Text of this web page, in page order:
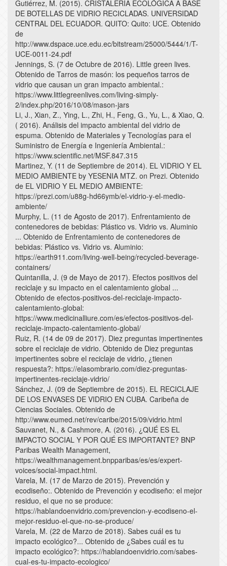
Gutiérrez, M. (2015). CRISTALERÍA ECOLÓGICA A BASE
DE BOTELLAS DE VIDRIO RECICLADAS. UNIVERSIDAD
CENTRAL DEL ECUADOR. QUITO: Quito: UCE. Obtenido
de
http://www.dspace.uce.edu.ec/bitstream/25000/5444/1/T-
UCE-0011-24.pdf
Jennings, S. (7 de Octubre de 2016). Little green lives.
Obtenido de Tarros de masón: los pequeños tarros de
vidrio que causan un gran impacto ambiental.:
https://www.littlegreenlives.com/living-simply-
2/index.php/2016/10/08/mason-jars
Li, J., Xian, Z., Ying, L., Zhi, H., Feng, G., Yu, L., & Xiao, Q.
( 2016). Análisis del impacto ambiental del vidrio de
espuma. Obtenido de Materiales y Tecnologías para el
Suministro de Energía e Ingeniería Ambiental.:
https://www.scientific.net/MSF.847.315
Martinez, Y. (11 de Septiembre de 2014). EL VIDRIO Y EL
MEDIO AMBIENTE by YESENIA MTZ. on Prezi. Obtenido
de EL VIDRIO Y EL MEDIO AMBIENTE:
https://prezi.com/u88g-hd66ymb/el-vidrio-y-el-medio-
ambiente/
Murphy, L. (11 de Agosto de 2017). Enfrentamiento de
contenedores de bebidas: Plástico vs. Vidrio vs. Aluminio
... Obtenido de Enfrentamiento de contenedores de
bebidas: Plástico vs. Vidrio vs. Aluminio:
https://earth911.com/living-well-being/recycled-beverage-
containers/
Quintanilla, J. (9 de Mayo de 2017). Efectos positivos del
reciclaje y su impacto en el calentamiento global ...
Obtenido de efectos-positivos-del-reciclaje-impacto-
calentamiento-global:
https://www.medicinalliure.com/es/efectos-positivos-del-
reciclaje-impacto-calentamiento-global/
Ruiz, R. (14 de 09 de 2017). Diez preguntas impertinentes
sobre el reciclaje de vidrio. Obtenido de Diez preguntas
impertinentes sobre el reciclaje de vidrio, ¿tienen
respuesta?: https://elasombrario.com/diez-preguntas-
impertinentes-reciclaje-vidrio/
Sánchez, J. (09 de Septiembre de 2015). EL RECICLAJE
DE LOS ENVASES DE VIDRIO EN CUBA. Caribeña de
Ciencias Sociales. Obtenido de
http://www.eumed.net/rev/caribe/2015/09/vidrio.html
Sauvanet, N., & Cashmore, A. (2016). ¿QUÉ ES EL
IMPACTO SOCIAL Y POR QUÉ ES IMPORTANTE? BNP
Paribas Wealth Management,
https://wealthmanagement.bnpparibas/es/es/expert-
voices/social-impact.html.
Varela, M. (17 de Marzo de 2015). Prevención y
ecodiseño:. Obtenido de Prevención y ecodiseño: el mejor
residuo, el que no se produce:
https://hablandoenvidrio.com/prevencion-y-ecodiseno-el-
mejor-residuo-el-que-no-se-produce/
Varela, M. (22 de Marzo de 2018). Sabes cuál es tu
impacto ecológico?... Obtenido de ¿Sabes cuál es tu
impacto ecológico?: https://hablandoenvidrio.com/sabes-
cual-es-tu-impacto-ecologico/